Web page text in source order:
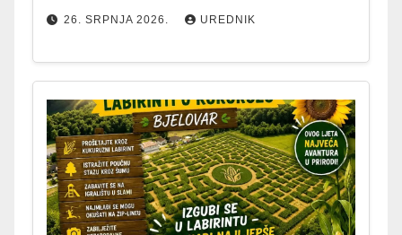
26. SRPNJA 2026. UREDNIK